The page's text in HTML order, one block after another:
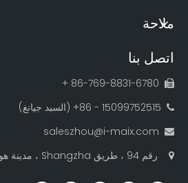
ملاحة
اتصل بنا



saleszhou@i-maix.com
 رقم 94 ، طريق Shangzha ، مدينة هوجي ، دونغقوان ، قوانغدونغ